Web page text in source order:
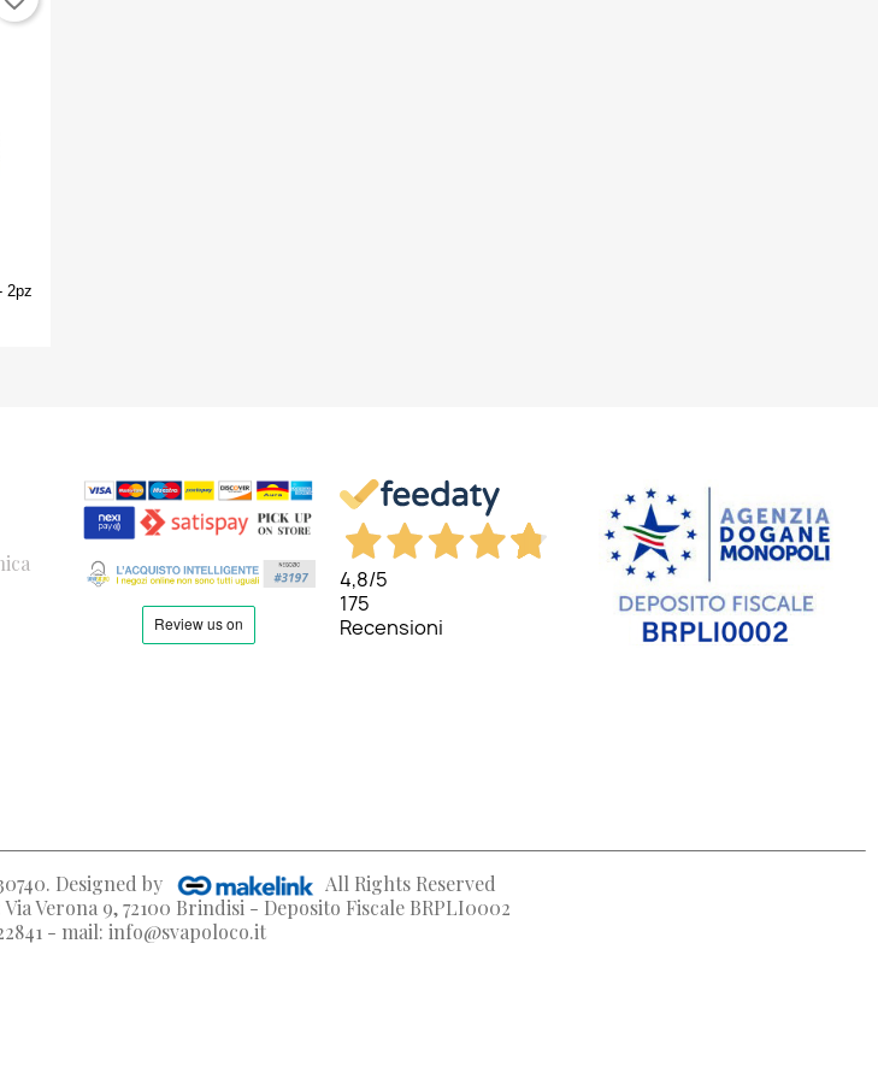
2pz
4,8/5
175
Recensioni
. Designed by
All Rights Reserved
Via Verona 9, 72100 Brindisi - Deposito Fiscale BRPLI0002
- mail: info@svapoloco.it